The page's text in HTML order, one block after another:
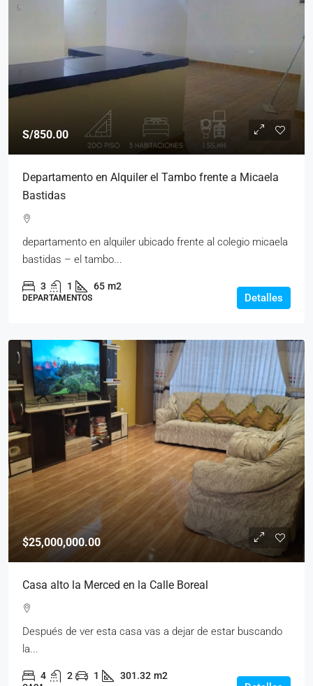
S/850.00
Departamento en Alquiler el Tambo frente a Micaela
Bastidas
departamento en alquiler ubicado frente al colegio micaela
bastidas – el tambo...
3 1 65 m2
DEPARTAMENTOS Detalles
$25,000,000.00
Casa alto la Merced en la Calle Boreal
Después de ver esta casa vas a dejar de estar buscando
la...
4 2 1 301.32 m2